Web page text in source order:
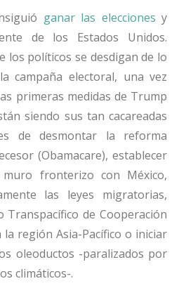
ganar las elecciones y
de los Estados Unidos.
los políticos se desdigan de lo
campaña electoral, una vez
primeras medidas de Trump
siendo sus tan cacareadas
de desmontar la reforma
(Obamacare), establecer
fronterizo con México,
las leyes migratorias,
Transpacífico de Cooperación
la región Asia-Pacífico o iniciar
oleoductos -paralizados por
climáticos-.